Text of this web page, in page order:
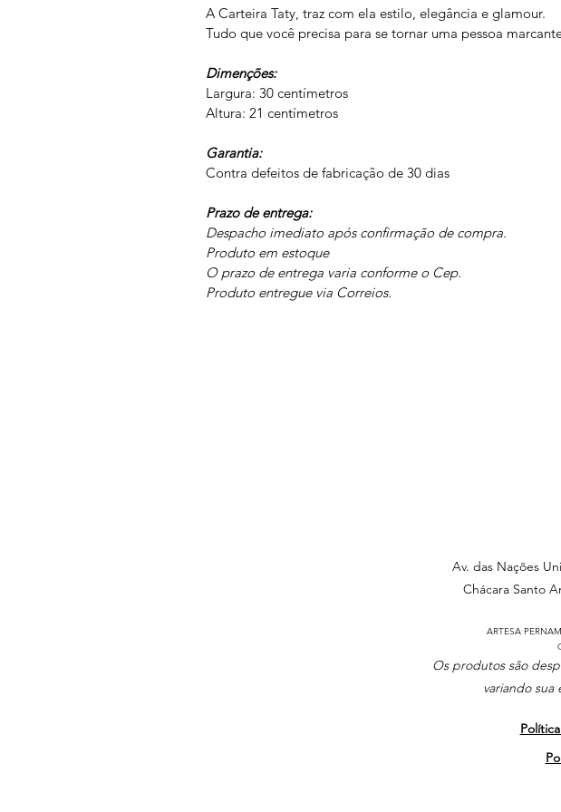
A Carteira Taty, traz com ela estilo, elegância e glamour.
Tudo que você precisa para se tornar uma pessoa
Dimenções:
Largura: 30 centímetros
Altura: 21 centímetros
Garantia:
Contra defeitos de fabricação de 30 dias
Prazo de entrega:
Despacho imediato após confirmação de compra.
Produto em estoque
O prazo de entrega varia conforme o Cep.
Produto entregue via Correios.
Av. das Nações
Chácara Santo
ARTESA
Os produtos são
variando